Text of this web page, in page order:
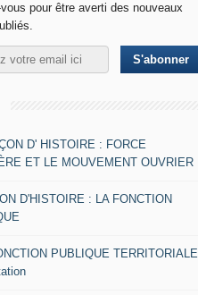
pour être averti des nouveaux
D' HISTOIRE : FORCE
ET LE MOUVEMENT OUVRIER
D'HISTOIRE : LA FONCTION
PUBLIQUE TERRITORIALE